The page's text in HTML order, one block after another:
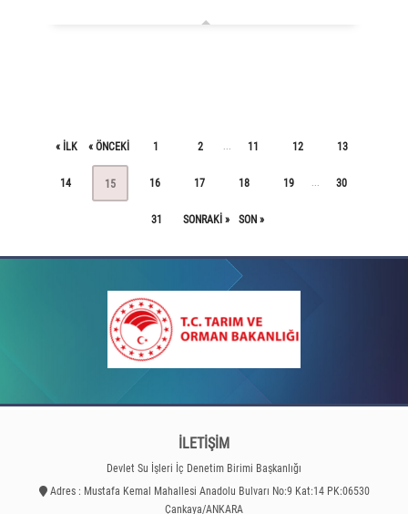
« ILK « ÖNCEKI 1 2 11 12 13
14 15 16 17 18 19 30
31 SONRAKI » SON »
İLETİŞİM
Devlet Su İşleri İç Denetim Birimi Başkanlığı
Adres : Mustafa Kemal Mahallesi Anadolu Bulvarı No:9 Kat:14 PK:06530
Çankaya/ANKARA